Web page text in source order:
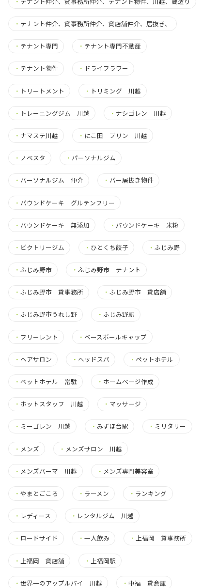
・ テナント仲介、貸事務所仲介、貸店舗仲介、居抜き、
・ テナント専門 ・ テナント専門不動産
・ テナント物件 ・ ドライフラワー
・ トリートメント ・ トリミング 川越
・ トレーニングジム 川越 ・ ナシゴレン 川越
・ ナマステ川越 ・ にこ田 プリン 川越
・ ノベスタ ・ パーソナルジム
・ パーソナルジム 仲介 ・ バー居抜き物件
・ パウンドケーキ グルテンフリー
・ パウンドケーキ 無添加 ・ パウンドケーキ 米粉
・ ビクトリージム ・ ひとくち餃子 ・ふじみ野
・ ふじみ野市 ・ふじみ野市 テナント
・ ふじみ野市 貸事務所 ・ふじみ野市 貸店舗
・ ふじみ野市うれし野 ・ふじみ野駅
・ フリーレント ・ ベースボールキャップ
・ ヘアサロン ・ ヘッドスパ ・ペットホテル
・ ペットホテル 常駐 ・ ホームページ作成
・ ホットスタッフ 川越 ・ マッサージ
・ ミーゴレン 川越 ・ みずほ台駅 ・ ミリタリー
・ メンズ ・ メンズサロン 川越
・ メンズパーマ 川越 ・ メンズ専門美容室
・ やまとごころ ・ ラーメン ・ ランキング
・ レディース ・ レンタルジム 川越
・ ロードサイド ・一人飲み ・上福岡 貸事務所
・ 上福岡 貸店舗 ・ 上福岡駅
・ 世界一のアップルパイ 川越 ・中福 貸倉庫